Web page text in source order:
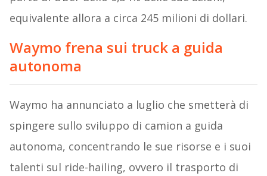
equivalente allora a circa 245 milioni di dollari.
Waymo frena sui truck a guida
autonoma
Waymo ha annunciato a luglio che smetterà di
spingere sullo sviluppo di camion a guida
autonoma, concentrando le sue risorse e i suoi
talenti sul ride-hailing, ovvero il trasporto di